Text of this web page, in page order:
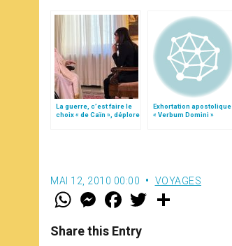
La guerre, c’est faire le
choix « de Caïn », déplore
Exhortation apostolique
« Verbum Domini »
MAI 12, 2010 00:00 VOYAGES
W
t
s
M
e
s
e
F
a
e
b
w
Share this Entry